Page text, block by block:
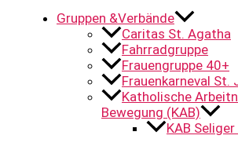
Gruppen &Verbände
Caritas St. Agatha
Fahrradgruppe
Frauengruppe 40+
Frauenkarneval St.
Katholische
Bewegung (KAB)
KAB